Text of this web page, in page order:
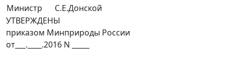
Министр
С.Е.Донской
УТВЕРЖДЕНЫ
приказом Минприроды России
от___.____.2016 N _____